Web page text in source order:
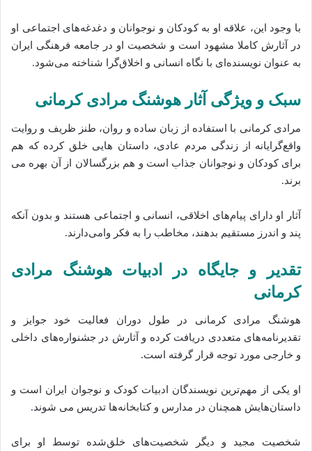
با وجود این، علاقه او به کودکان و نوجوانان و دغدغه‌های اجتماعی او
در آثارش کاملا مشهود است و شخصیت او در جامعه فرهنگی ایران
به عنوان نویسنده‌ای با نگاه انسانی و اخلاق‌گرا شناخته می‌شود.
سبک و ویژگی آثار هوشنگ مرادی کرمانی
مرادی کرمانی با استفاده از زبان ساده و روان، طنز ظریف و روایت
واقع‌گرایانه از زندگی مردم عادی، داستان‌ هایی خلق کرده که هم
برای کودکان و نوجوانان جذاب است و هم بزرگسالان از آن بهره می‌
برند.
آثار او دارای پیام‌های اخلاقی، انسانی و اجتماعی هستند و بدون آنکه
پند و اندرز مستقیم بدهند، مخاطب را به فکر وامی‌دارند.
تقدیر و جایگاه در ادبیات هوشنگ مرادی
کرمانی
هوشنگ مرادی کرمانی در طول دوران فعالیت خود جوایز و
تقدیرنامه‌های متعددی دریافت کرده و آثارش در جشنواره‌های داخلی
و خارجی مورد توجه قرار گرفته است.
او یکی از مهم‌ترین نویسندگان ادبیات کودک و نوجوان ایران است و
داستان‌هایش همچنان در مدارس و کتابخانه‌ها تدریس می‌ شوند.
شخصیت مجید و دیگر شخصیت‌های خلق‌شده توسط او برای